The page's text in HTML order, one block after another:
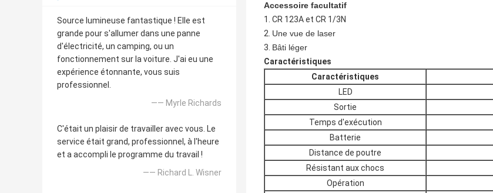
Source lumineuse fantastique ! Elle est
grande pour s'allumer dans une panne
d'électricité, un camping, ou un
fonctionnement sur la voiture. J'ai eu une
expérience étonnante, vous suis
professionnel.
—— Myrle Richards
C'était un plaisir de travailler avec vous. Le
service était grand, professionnel, à l'heure
et a accompli le programme du travail !
—— Richard L. Wisner
Accessoire facultatif
1. CR 123A et CR 1/3N
2. Une vue de laser
3. Bâti léger
Caractéristiques
Caractéristiques
LED
Sortie
Temps d'exécution
Batterie
Distance de poutre
Résistant aux chocs
Opération